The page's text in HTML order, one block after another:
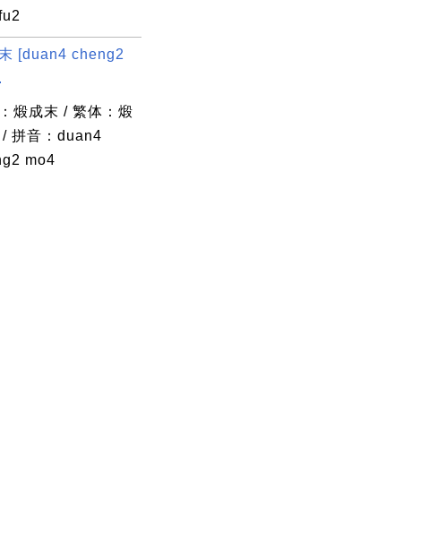
[duan4 cheng2
煅成末 / 繁体：煅
/ 拼音：duan4
mo4